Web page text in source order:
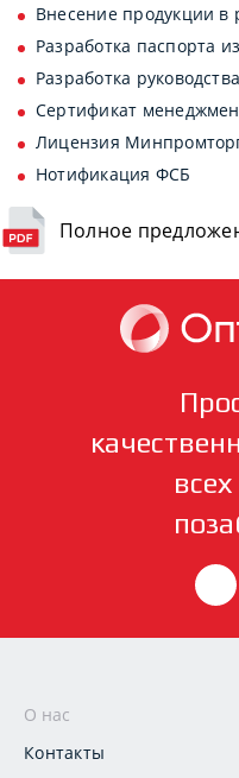
Внесение продукции
Разработка паспорта
Разработка
Сертификат
Лицензия
Нотификация ФСБ
Полное
О нас
Контакты